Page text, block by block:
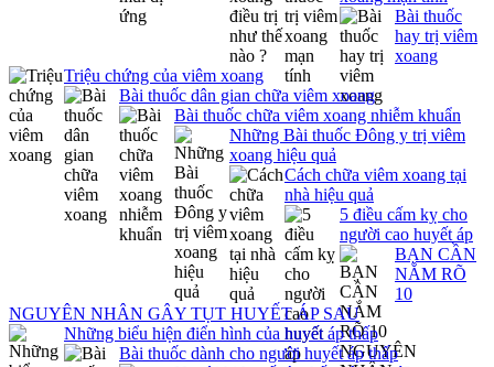
Bài thuốc
hay trị viêm
xoang
Triệu chứng của viêm xoang
Bài thuốc dân gian chữa viêm xoang
Bài thuốc chữa viêm xoang nhiễm khuẩn
Những Bài thuốc Đông y trị viêm
xoang hiệu quả
Cách chữa viêm xoang tại
nhà hiệu quả
5 điều cấm kỵ cho
người cao huyết áp
BẠN CẦN
NẮM RÕ
10
NGUYÊN NHÂN GÂY TỤT HUYẾT ÁP SAU
Những biểu hiện điển hình của huyết áp thấp
Bài thuốc dành cho người huyết áp thấp